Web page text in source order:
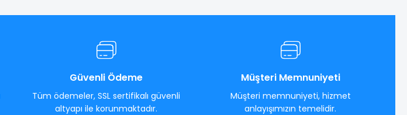
Güvenli Ödeme
Tüm ödemeler, SSL sertifikalı güvenli
altyapı ile korunmaktadır.
Müşteri Memnuniyeti
Müşteri memnuniyeti, hizmet
anlayışımızın temelidir.